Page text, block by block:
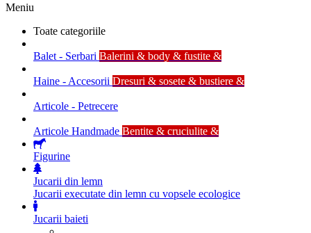
Meniu
Toate categoriile
Balet - Serbari Balerini & body & fustite &
Haine - Accesorii Dresuri & sosete & bustiere &
Articole - Petrecere
Articole Handmade Bentite & cruciulite &
Figurine
Jucarii din lemn
Jucarii executate din lemn cu vopsele ecologice
Jucarii baieti